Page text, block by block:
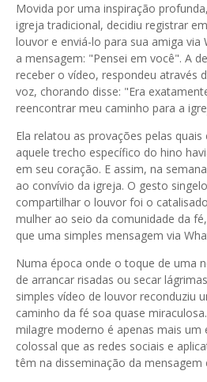
Movida por uma inspiração
igreja tradicional, decidiu registrar
louvor e enviá-lo para sua amiga via
a mensagem: "Pensei em você". A
receber o vídeo, respondeu através
voz, chorando disse: "Era
reencontrar meu caminho para a
Ela relatou as provações pelas
aquele trecho específico do hino
em seu coração. E assim, na
ao convívio da igreja. O gesto
compartilhar o louvor foi o
mulher ao seio da comunidade da
que uma simples mensagem via
Numa época onde o toque de uma
de arrancar risadas ou secar
simples vídeo de louvor reconduziu
caminho da fé soa quase
milagre moderno é apenas mais um
colossal que as redes sociais e
têm na disseminação da mensagem